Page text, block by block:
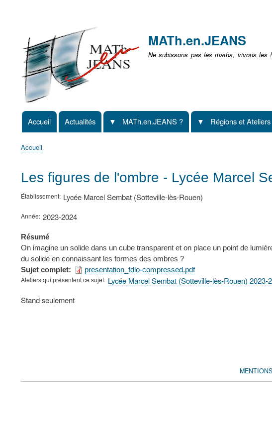
non
identifié
MATh.en.JEANS
Ne subissons pas les maths, vivons les !
Navigation
principale
Accueil Actualités MATh.en.JEANS ? Régions et Ateliers
d'Ariane
Accueil
Les figures de l'ombre - Lycée Marcel
Établissement Lycée Marcel Sembat (Sotteville-lès-Rouen)
Année 2023-2024
Résumé
On imagine un solide dans un cube transparent et on place un point de
du solide en connaissant les formes des ombres ?
Sujet complet
presentation_fdlo-compressed.pdf
Ateliers qui présentent ce sujet Lycée Marcel Sembat (Sotteville-lès-Rouen) 2023-
Type
Stand seulement
FOOTER